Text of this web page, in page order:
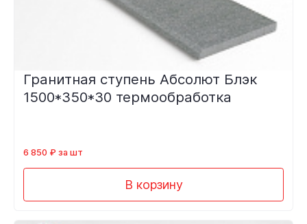
Гранитная ступень Абсолют Блэк
1500*350*30 термообработка
6 850 ₽ за шт
В корзину